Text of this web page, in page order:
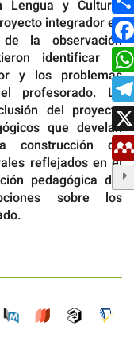
Lengua y Cultura,
integrador en
la observación
identificar la
y los problemas
profesorado. La
del proyecto
que develan
construcción de
reflejados en el
pedagógica del
sobre los